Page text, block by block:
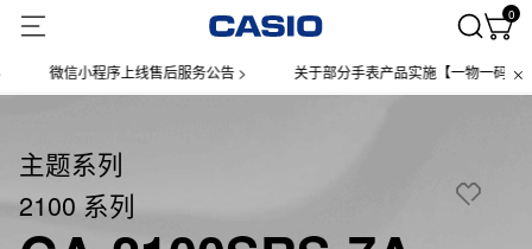
0
微信小程序上线售后服务公告 > 关于部分手表产品实施【一物一码】管理
主题系列
2100 系列